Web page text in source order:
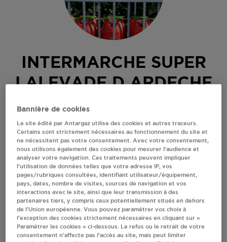
INTERMARCHE SUPER
LALEVADE D ARDECHE
100 ALLEE DE VALS
Revendeur de bouteilles de gaz
S'Y RENDRE
AFFICHER LE TÉLÉPHONE
RECEVOIR LES COORDONNÉES DU REVENDEUR
En cliquant sur « S’y rendre », j’autorise le traitement
Bannière de cookies
Le site édité par Antargaz utilise des cookies et autres traceurs.
Certains sont strictement nécessaires au fonctionnement du site et
ne nécessitent pas votre consentement. Avec votre consentement,
nous utilisons également des cookies pour mesurer l’audience et
analyser votre navigation. Ces traitements peuvent impliquer
l’utilisation de données telles que votre adresse IP, vos
pages/rubriques consultées, identifiant utilisateur/équipement,
pays, dates, nombre de visites, sources de navigation et vos
interactions avec le site, ainsi que leur transmission à des
partenaires tiers, y compris ceux potentiellement situés en dehors
de l’Union européenne. Vous pouvez paramétrer vos choix à
l’exception des cookies strictement nécessaires en cliquant sur «
Paramétrer les cookies » ci-dessous. Le refus ou le retrait de votre
consentement n’affecte pas l’accès au site, mais peut limiter